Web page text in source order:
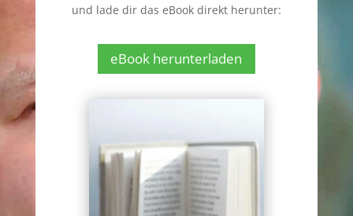
und lade dir das eBook direkt herunter:
eBook herunterladen